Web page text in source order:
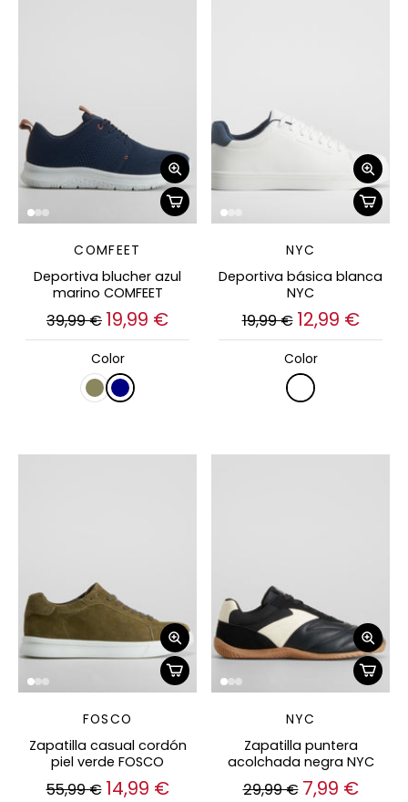
COMFEET
Deportiva blucher azul
marino COMFEET
39,99 € 19,99 €
Color
NYC
Deportiva básica blanca
NYC
19,99 € 12,99 €
Color
FOSCO
Zapatilla casual cordón
piel verde FOSCO
55,99 € 14,99 €
NYC
Zapatilla puntera
acolchada negra NYC
29,99 € 7,99 €